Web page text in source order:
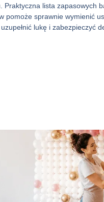
Praktyczna lista zapasowych
pomoże sprawnie wymienić
uzupełnić lukę i zabezpieczyć